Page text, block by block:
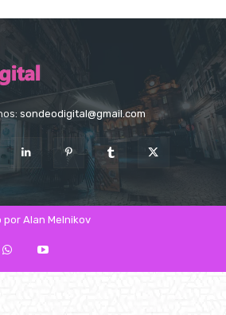
sondeodigital@gmail.com
Alan Melnikov